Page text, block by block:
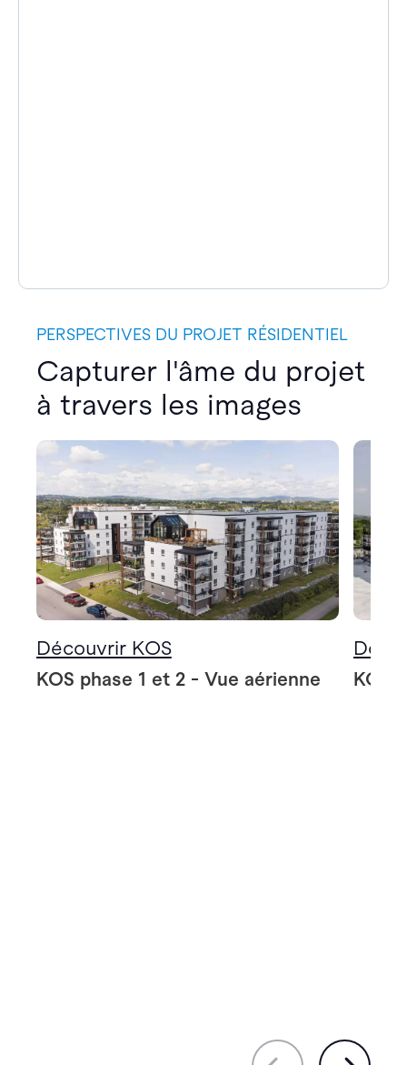
PERSPECTIVES DU PROJET RÉSIDENTIEL
Capturer l'âme du projet
à travers les images
Découvrir KOS
KOS phase 1 et 2 - Vue aérienne KOS